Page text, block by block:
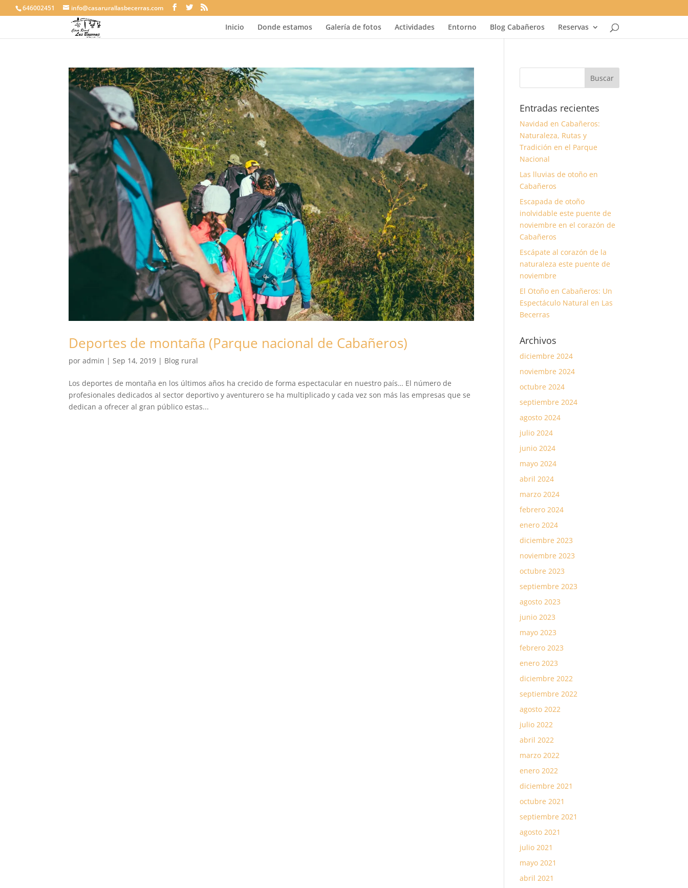
646002451 info@casarurallasbecerras.com
Inicio Donde estamos Galería de fotos Actividades Entorno Blog Cabañeros Reservas
Deportes de montaña (Parque nacional de Cabañeros)
poradmin | Sep 14, 2019 | Blog rural
Los deportes de montaña en los últimos años ha crecido de forma espectacular en nuestro país… El número de
profesionales dedicados al sector deportivo y aventurero se ha multiplicado y cada vez son más las empresas que se
dedican a ofrecer al gran público estas...
Entradas recientes
Navidad en Cabañeros:
Naturaleza, Rutas y
Tradición en el Parque
Nacional
Las lluvias de otoño en
Cabañeros
Escapada de otoño
inolvidable este puente de
noviembre en el corazón de
Cabañeros
Escápate al corazón de la
naturaleza este puente de
noviembre
El Otoño en Cabañeros: Un
Espectáculo Natural en Las
Becerras
Archivos
diciembre 2024
noviembre 2024
octubre 2024
septiembre 2024
agosto 2024
julio 2024
junio 2024
mayo 2024
abril 2024
marzo 2024
febrero 2024
enero 2024
diciembre 2023
noviembre 2023
octubre 2023
septiembre 2023
agosto 2023
junio 2023
mayo 2023
febrero 2023
enero 2023
diciembre 2022
septiembre 2022
agosto 2022
julio 2022
abril 2022
marzo 2022
enero 2022
diciembre 2021
octubre 2021
septiembre 2021
agosto 2021
julio 2021
mayo 2021
abril 2021